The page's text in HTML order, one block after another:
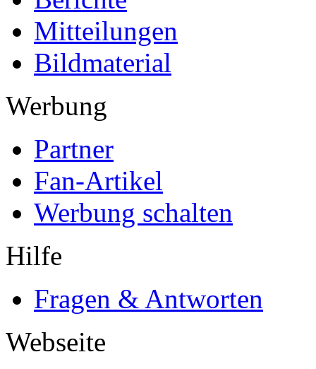
Mitteilungen
Bildmaterial
Werbung
Partner
Fan-Artikel
Werbung schalten
Hilfe
Fragen & Antworten
Webseite